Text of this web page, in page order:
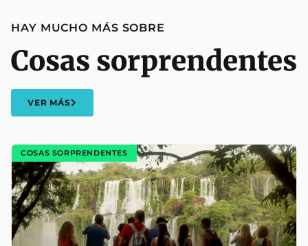
HAY MUCHO MÁS SOBRE
Cosas sorprendentes
VER MÁS
COSAS SORPRENDENTES